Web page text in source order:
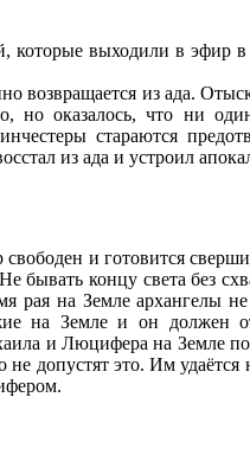
которые выходили в
возвращается из ада.
но оказалось, что ни
стараются
из ада и устроил
и готовится
бывать концу света без
рая на Земле архангелы
на Земле и он должен
и Люцифера на Земле
допустят это. Им